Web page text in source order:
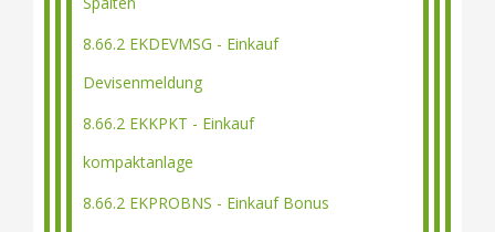
8.66.2 EKDEVMSG - Einkauf
Devisenmeldung
8.66.2 EKKPKT - Einkauf
kompaktanlage
8.66.2 EKPROBNS - Einkauf Bonus